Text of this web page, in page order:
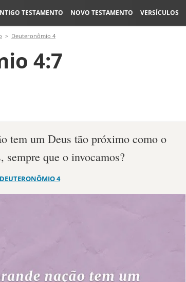
TESTAMENTO NOVO TESTAMENTO VERSÍCULOS
Deuteronômio 4
4:7
tem um Deus tão próximo como o
sempre que o invocamos?
DEUTERONÔMIO 4